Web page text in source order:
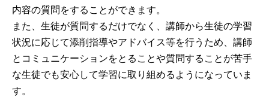
内容の質問をすることができます。
また、生徒が質問するだけでなく、講師から生徒の学習
状況に応じて添削指導やアドバイス等を行うため、講師
とコミュニケーションをとることや質問することが苦手
な生徒でも安心して学習に取り組めるようになっていま
す。